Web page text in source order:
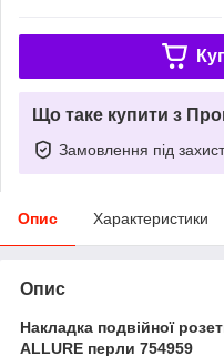
Що таке купити з
Замовлення під
Опис Характеристики
Опис
Накладка подвійної
ALLURE перли 754959